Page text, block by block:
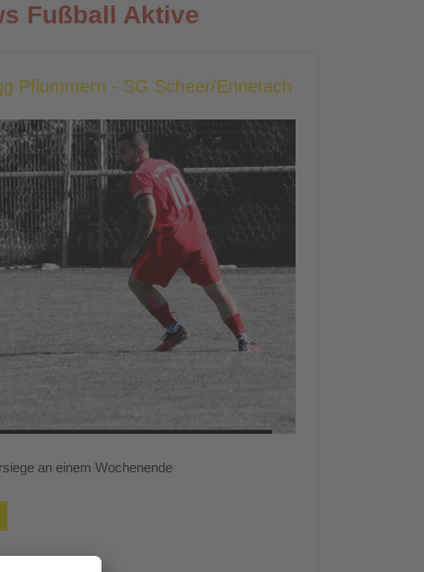
Fußball Aktive
Pflummern - SG Scheer/Ennetach
an einem Wochenende